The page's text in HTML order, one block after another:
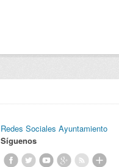
Redes Sociales Ayuntamiento
Síguenos